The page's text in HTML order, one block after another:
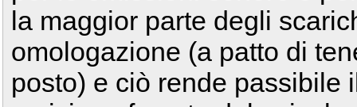
la maggior parte degli
omologazione (a patto di
posto) e ciò rende passibile